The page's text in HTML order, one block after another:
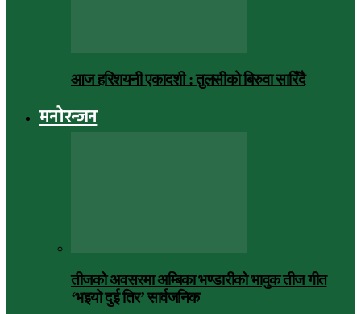
आज हरिशयनी एकादशी : तुलसीको बिरुवा सारिँदै
मनोरन्जन
तीजको अवसरमा अम्बिका भण्डारीको भावुक तीज गीत
‘भइयो दुई तिर’ सार्वजनिक